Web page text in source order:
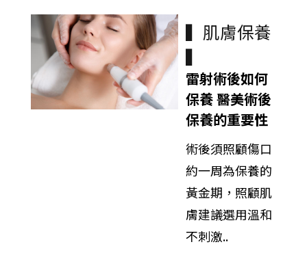
▍肌膚保養
▍
雷射術後如何
保養 醫美術後
保養的重要性
術後須照顧傷口
約一周為保養的
黃金期，照顧肌
膚建議選用溫和
不刺激..